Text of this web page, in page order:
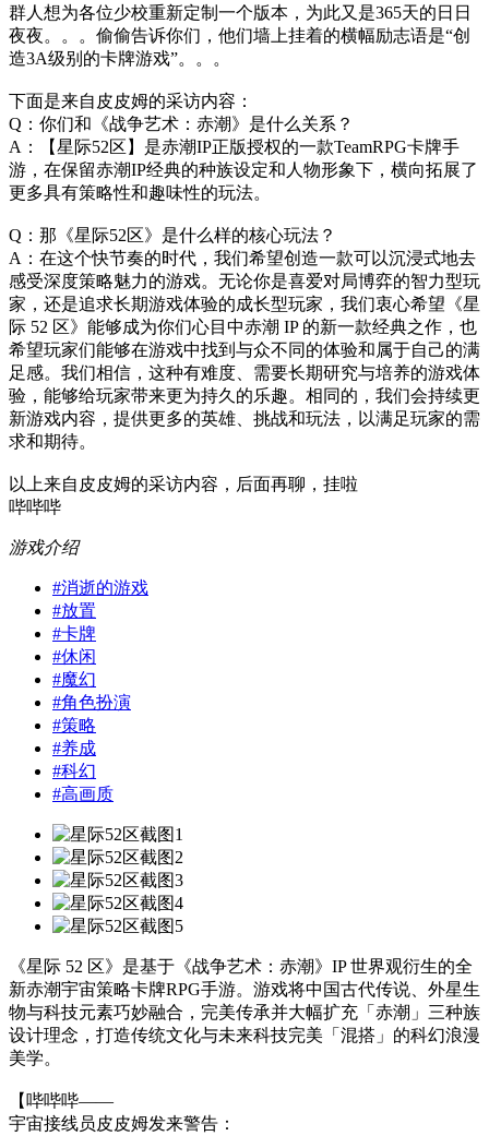
群人想为各位少校重新定制一个版本，为此又是365天的日日
夜夜。。。偷偷告诉你们，他们墙上挂着的横幅励志语是“创
造3A级别的卡牌游戏”。。。
下面是来自皮皮姆的采访内容：
Q：你们和《战争艺术：赤潮》是什么关系？
A：【星际52区】是赤潮IP正版授权的一款TeamRPG卡牌手
游，在保留赤潮IP经典的种族设定和人物形象下，横向拓展了
更多具有策略性和趣味性的玩法。
Q：那《星际52区》是什么样的核心玩法？
A：在这个快节奏的时代，我们希望创造一款可以沉浸式地去
感受深度策略魅力的游戏。无论你是喜爱对局博弈的智力型玩
家，还是追求长期游戏体验的成长型玩家，我们衷心希望《星
际 52 区》能够成为你们心目中赤潮 IP 的新一款经典之作，也
希望玩家们能够在游戏中找到与众不同的体验和属于自己的满
足感。我们相信，这种有难度、需要长期研究与培养的游戏体
验，能够给玩家带来更为持久的乐趣。相同的，我们会持续更
新游戏内容，提供更多的英雄、挑战和玩法，以满足玩家的需
求和期待。
以上来自皮皮姆的采访内容，后面再聊，挂啦
哔哔哔
游戏介绍
#消逝的游戏
#放置
#卡牌
#休闲
#魔幻
#角色扮演
#策略
#养成
#科幻
#高画质
《星际 52 区》是基于《战争艺术：赤潮》IP 世界观衍生的全
新赤潮宇宙策略卡牌RPG手游。游戏将中国古代传说、外星生
物与科技元素巧妙融合，完美传承并大幅扩充「赤潮」三种族
设计理念，打造传统文化与未来科技完美「混搭」的科幻浪漫
美学。
【哔哔哔——
宇宙接线员皮皮姆发来警告：